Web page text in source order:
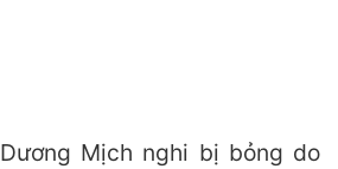
Dương Mịch nghi bị bỏng do